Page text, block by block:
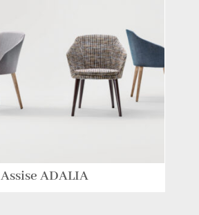
Assise ADALIA